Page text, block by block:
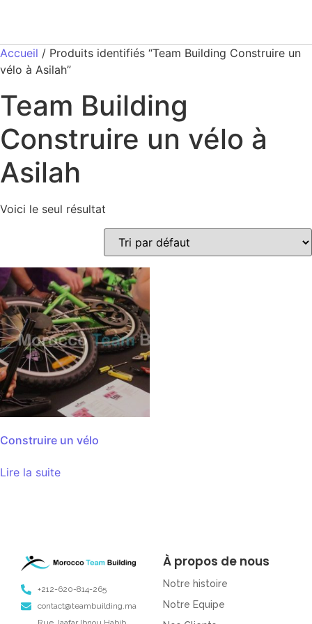
Accueil / Produits identifiés “Team Building Construire un
vélo à Asilah”
Team Building
Construire un vélo à
Asilah
Voici le seul résultat
Construire un vélo
Lire la suite
+212-620-814-265
contact@teambuilding.ma
À propos de nous
Notre histoire
Notre Equipe